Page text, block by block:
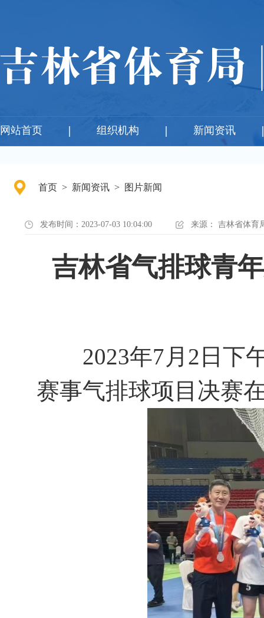
网站首页 组织机构 新闻资讯
首页 > 新闻资讯 > 图片新闻
发布时间：2023-07-03 10:04:00 来源： 吉林省体育
吉林省气排球青
2023年7月2日下
赛事气排球项目决赛